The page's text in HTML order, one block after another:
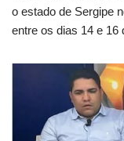
o estado de Sergipe
entre os dias 14 e 16